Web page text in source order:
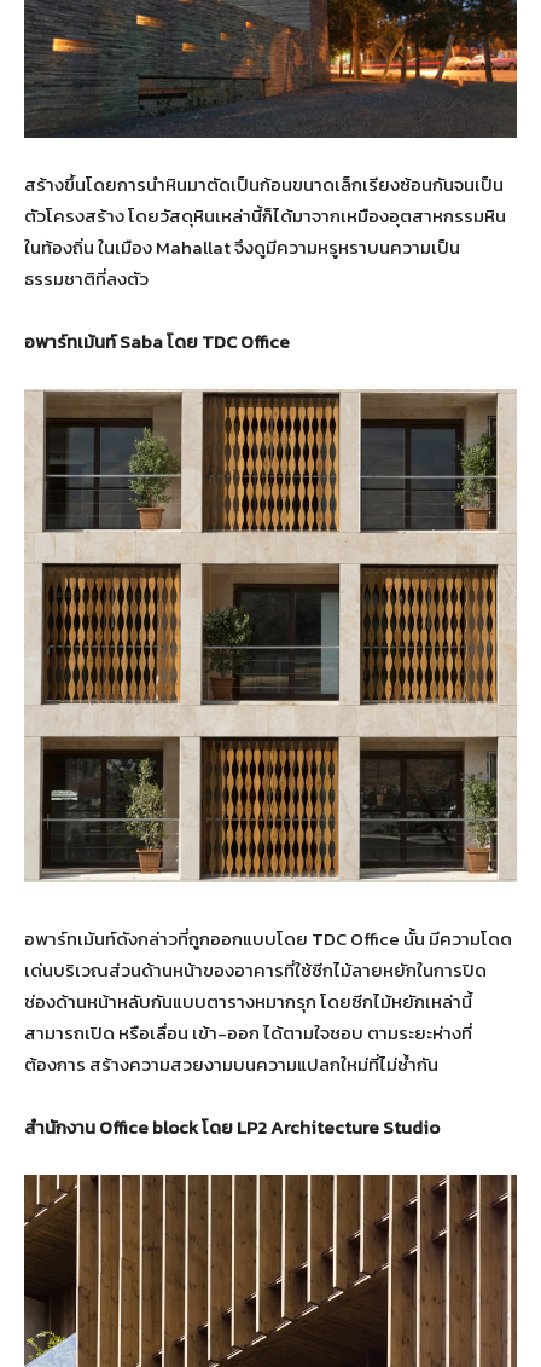
สร้างขึ้นโดยการนำหินมาตัดเป็นก้อนขนาดเล็กเรียงซ้อนกันจนเป็น
ตัวโครงสร้าง โดยวัสดุหินเหล่านี้ก็ได้มาจากเหมืองอุตสาหกรรมหิน
ในท้องถิ่น ในเมือง Mahallat จึงดูมีความหรูหราบนความเป็น
ธรรมชาติที่ลงตัว
อพาร์ทเม้นท์ Saba โดย TDC Office
อพาร์ทเม้นท์ดังกล่าวที่ถูกออกแบบโดย TDC Office นั้น มีความโดด
เด่นบริเวณส่วนด้านหน้าของอาคารที่ใช้ซีกไม้ลายหยักในการปิด
ช่องด้านหน้าหลับกันแบบตารางหมากรุก โดยซีกไม้หยักเหล่านี้
สามารถเปิด หรือเลื่อน เข้า-ออก ได้ตามใจชอบ ตามระยะห่างที่
ต้องการ สร้างความสวยงามบนความแปลกใหม่ที่ไม่ซ้ำกัน
สำนักงาน Office block โดย LP2 Architecture Studio